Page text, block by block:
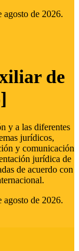
agosto de 2026.
de
y a las diferentes
jurídicos,
y comunicación
jurídica de
de acuerdo con
agosto de 2026.